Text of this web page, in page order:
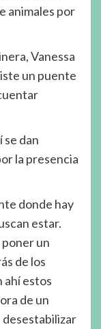
animales por
Vanessa
un puente
se dan
la presencia
donde hay
estar.
poner un
de los
ahí estos
de un
desestabilizar